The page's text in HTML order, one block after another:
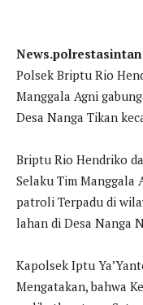
Polsek Briptu Rio
Manggala Agni
Desa Nanga Tikan
Briptu Rio Hendriko
Selaku Tim Manggala
patroli Terpadu di
lahan di Desa Nanga
Kapolsek Iptu
Mengatakan, bahwa